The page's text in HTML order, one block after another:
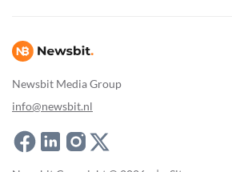
Newsbit Media Group
info@newsbit.nl